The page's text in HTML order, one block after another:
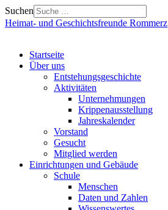
Suchen
Heimat- und Geschichtsfreunde Rommerz
Startseite
Über uns
Entstehungsgeschichte
Aktivitäten
Unternehmungen
Krippenausstellung
Jahreskalender
Vorstand
Gesucht
Mitglied werden
Einrichtungen und Gebäude
Schule
Menschen
Daten und Zahlen